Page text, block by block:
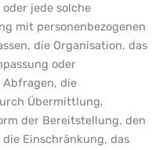
jede solche
mit personenbezogenen
die Organisation, das
oder
Abfragen, die
Übermittlung,
der Bereitstellung, den
Einschränkung, das